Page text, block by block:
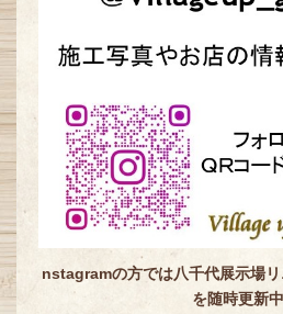
nstagramの方では八千代展示場
を随時更新中